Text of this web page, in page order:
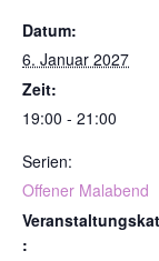
Datum:
6. Januar 2027
Zeit:
19:00 - 21:00
Serien:
Offener Malabend
: